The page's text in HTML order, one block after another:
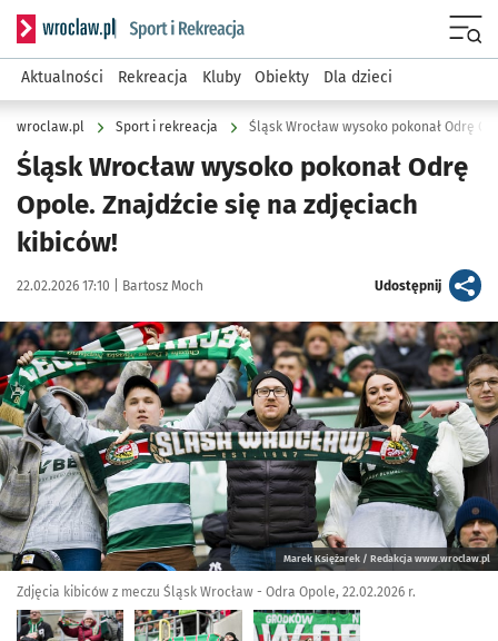
Serwis informacyjny wroclaw.pl podserwis: Sport i rekreacja
Aktualności Rekreacja Kluby Obiekty Dla dzieci
wroclaw.pl Sport i rekreacja Śląsk Wrocław wysoko pokonał Odrę
Śląsk Wrocław wysoko pokonał Odrę
Opole. Znajdźcie się na zdjęciach
kibiców!
Data publikacji:
22.02.2026 17:10 | Autor:
Bartosz Moch Udostępnijartykuł
Kliknij, aby zobaczyć galerię
Marek Księżarek / Redakcja www.wroclaw.pl
Zdjęcia kibiców z meczu Śląsk Wrocław - Odra Opole, 22.02.2026 r.